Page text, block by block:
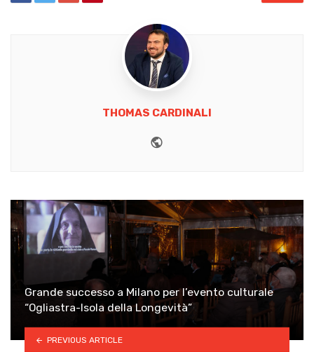
THOMAS CARDINALI
Grande successo a Milano per l’evento culturale
“Ogliastra-Isola della Longevità”
PREVIOUS ARTICLE